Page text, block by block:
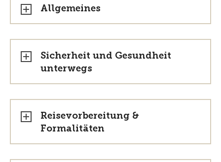
Allgemeines
Sicherheit und Gesundheit
unterwegs
Reisevorbereitung &
Formalitäten